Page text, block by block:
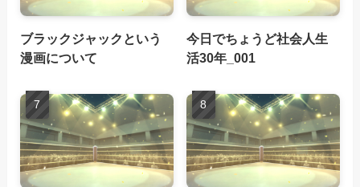
ブラックジャックという
漫画について
今日でちょうど社会人生
活30年_001